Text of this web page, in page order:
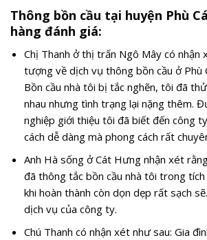
Thông bồn cầu tại huyện Phù
hàng đánh giá:
Chị Thanh ở thị trấn Ngô Mây có nhận
tượng về dịch vụ thông bồn cầu ở Phù
Bồn cầu nhà tôi bị tắc nghẽn, tôi đã
nhau nhưng tình trạng lại nặng thêm.
nghiệp giới thiệu tôi đã biết đến công
cách dễ dàng mà phong cách rất
Anh Hà sống ở Cát Hưng nhận xét
đã thông tắc bồn cầu nhà tôi trong tích
khi hoàn thành còn dọn dẹp rất sạch
dịch vụ của công ty.
Chú Thanh có nhận xét như sau: Gia